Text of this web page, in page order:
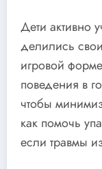
Дети активно
делились
игровой
поведения в
чтобы
как помочь
если травмы